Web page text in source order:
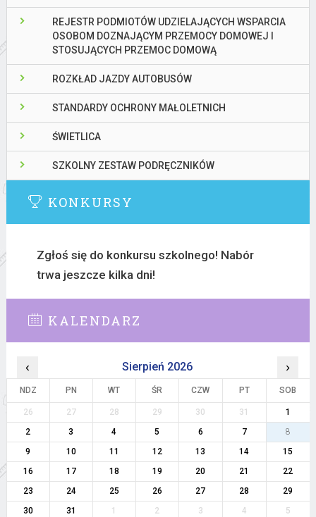
REJESTR PODMIOTÓW UDZIELAJĄCYCH WSPARCIA
OSOBOM DOZNAJĄCYM PRZEMOCY DOMOWEJ I
STOSUJĄCYCH PRZEMOC DOMOWĄ
ROZKŁAD JAZDY AUTOBUSÓW
STANDARDY OCHRONY MAŁOLETNICH
ŚWIETLICA
SZKOLNY ZESTAW PODRĘCZNIKÓW
KONKURSY
Zgłoś się do konkursu szkolnego! Nabór
trwa jeszcze kilka dni!
KALENDARZ
‹ Sierpień 2026 ›
NDZ PN WT ŚR CZW PT SOB
26 27 28 29 30 31
1
2
3 4 5 6 7
8
9
10 11 12 13 14
15
16
17 18 19 20 21
22
23
24 25 26 27 28
29
30
31 1 2 3 4 5